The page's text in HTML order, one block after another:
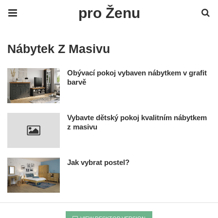
pro Ženu
Nábytek Z Masivu
Obývací pokoj vybaven nábytkem v grafit
barvě
Vybavte dětský pokoj kvalitním nábytkem
z masivu
Jak vybrat postel?